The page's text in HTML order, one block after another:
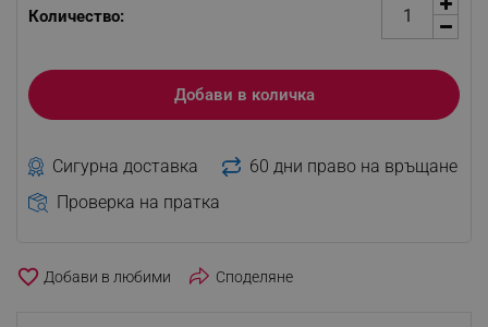
Количество:
Добави в количка
Сигурна доставка
60 дни право на връщане
Проверка на пратка
favorite_border Споделяне